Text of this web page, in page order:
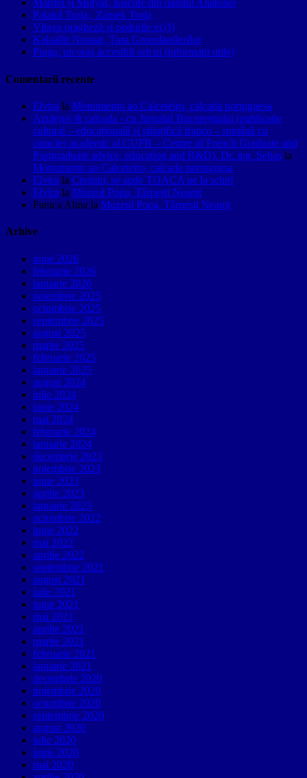
Mardin și Midyat, născute din nahitul Anatoliei
Palatul Troja, Zámek Troja
Vltava pragheză și podurile ei (I)
Kalaallit Nunaat, Țara Groenlandezilor
Praga, un oraș accesibil oricui (informații utile)
Comentarii recente
Elvira la Monumento ao Calceteiro, calçada portuguesa
Azulejos & calçada - cu Jurnalul Bucureștiului (publicație
cultural – educațională și științifică franco – română cu
caracter academic al CUFR – Centre of French Graduate and
Postgraduate advice, education and R&D). Dr. ing. Sebas la
Monumento ao Calceteiro, calçada portuguesa
Elvira la Creştini, se aude TOACA pe la schit!
Elvira la Muzeul Popa, Târpeşti Neamţ
Panica Alina la Muzeul Popa, Târpeşti Neamţ
Arhive
iunie 2026
februarie 2026
ianuarie 2026
noiembrie 2025
octombrie 2025
septembrie 2025
august 2025
martie 2025
februarie 2025
ianuarie 2025
august 2024
iulie 2024
iunie 2024
mai 2024
februarie 2024
ianuarie 2024
decembrie 2023
noiembrie 2023
iunie 2023
aprilie 2023
ianuarie 2023
octombrie 2022
iunie 2022
mai 2022
aprilie 2022
septembrie 2021
august 2021
iulie 2021
iunie 2021
mai 2021
aprilie 2021
martie 2021
februarie 2021
ianuarie 2021
decembrie 2020
noiembrie 2020
octombrie 2020
septembrie 2020
august 2020
iulie 2020
iunie 2020
mai 2020